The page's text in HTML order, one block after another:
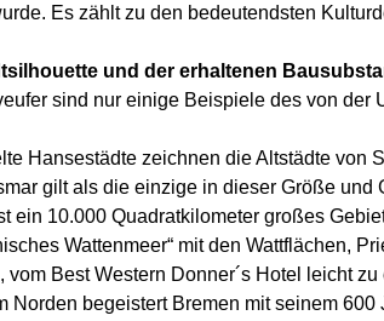
Es zählt zu den bedeutendsten
und der erhaltenen
sind nur einige Beispiele des von der
Hansestädte zeichnen die Altstädte von
gilt als die einzige in dieser Größe
ein 10.000 Quadratkilometer großes
Wattenmeer“ mit den Wattflächen,
Best Western Donner´s Hotel leicht
begeistert Bremen mit seinem 600